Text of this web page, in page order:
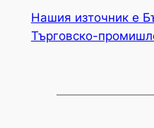
Нашия източник е
Търговско-